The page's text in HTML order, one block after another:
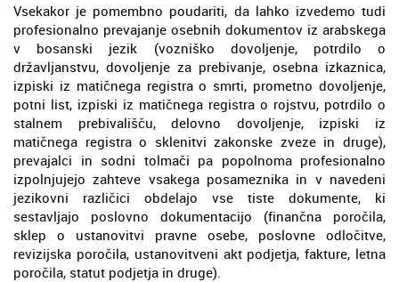
Vsekakor je pomembno poudariti, da lahko izvedemo tudi
profesionalno prevajanje osebnih dokumentov iz arabskega
v bosanski jezik (vozniško dovoljenje, potrdilo o
državljanstvu, dovoljenje za prebivanje, osebna izkaznica,
izpiski iz matičnega registra o smrti, prometno dovoljenje,
potni list, izpiski iz matičnega registra o rojstvu, potrdilo o
stalnem prebivališču, delovno dovoljenje, izpiski iz
matičnega registra o sklenitvi zakonske zveze in druge),
prevajalci in sodni tolmači pa popolnoma profesionalno
izpolnjujejo zahteve vsakega posameznika in v navedeni
jezikovni različici obdelajo vse tiste dokumente, ki
sestavljajo poslovno dokumentacijo (finančna poročila,
sklep o ustanovitvi pravne osebe, poslovne odločitve,
revizijska poročila, ustanovitveni akt podjetja, fakture, letna
poročila, statut podjetja in druge).